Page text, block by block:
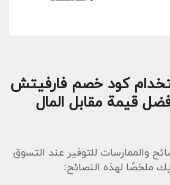
كود خصم فارفيتش
قيمة مقابل المال
والممارسات للتوفير عند التسوق
ملخصًا لهذه النصائح: